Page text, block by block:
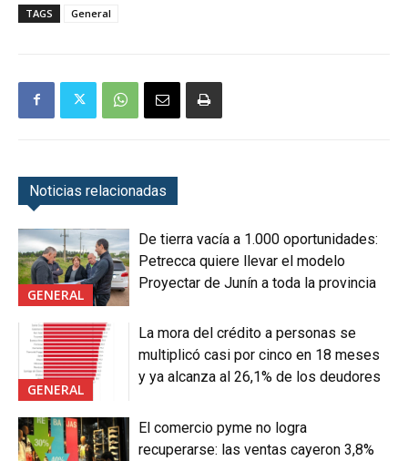
TAGS General
Noticias relacionadas
GENERAL
De tierra vacía a 1.000 oportunidades:
Petrecca quiere llevar el modelo
Proyectar de Junín a toda la provincia
GENERAL
La mora del crédito a personas se
multiplicó casi por cinco en 18 meses
y ya alcanza al 26,1% de los deudores
El comercio pyme no logra
recuperarse: las ventas cayeron 3,8%